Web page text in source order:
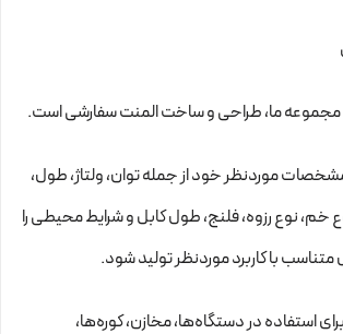
ما، طراحی و ساخت المنت سفارشی است.
موردنظر خود از جمله توان، ولتاژ، طول،
نوع رزوه، فلنج، طول کابل و شرایط محیطی را
با کاربرد موردنظر تولید شود.
استفاده در دستگاه‌ها، مخازن، کوره‌ها،